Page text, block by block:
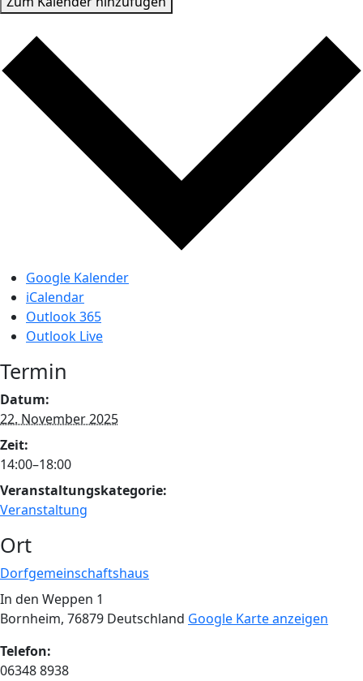
Google Kalender
iCalendar
Outlook 365
Outlook Live
Termin
Datum:
22. November 2025
Zeit:
14:00–18:00
Veranstaltungskategorie:
Veranstaltung
Ort
Dorfgemeinschaftshaus
In den Weppen 1
Bornheim, 76879 Deutschland Google Karte anzeigen
Telefon:
06348 8938